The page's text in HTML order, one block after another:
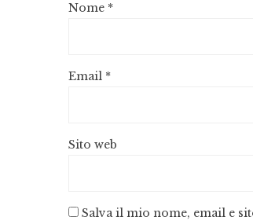
Nome *
Email *
Sito web
Salva il mio nome, email e